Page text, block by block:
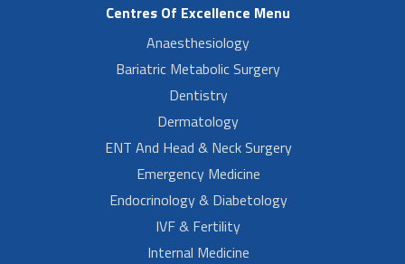
Centres Of Excellence Menu
Anaesthesiology
Bariatric Metabolic Surgery
Dentistry
Dermatology
ENT And Head & Neck Surgery
Emergency Medicine
Endocrinology & Diabetology
IVF & Fertility
Internal Medicine